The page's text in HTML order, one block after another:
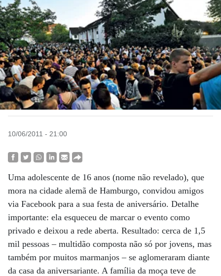
10/06/2011 - 21:00
Uma adolescente de 16 anos (nome não revelado), que
mora na cidade alemã de Hamburgo, convidou amigos
via Facebook para a sua festa de aniversário. Detalhe
importante: ela esqueceu de marcar o evento como
privado e deixou a rede aberta. Resultado: cerca de 1,5
mil pessoas – multidão composta não só por jovens, mas
também por muitos marmanjos – se aglomeraram diante
da casa da aniversariante. A família da moça teve de